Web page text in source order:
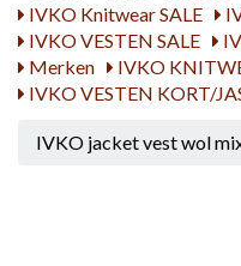
IVKO Knitwear SALE
IVKO VESTEN SALE
Merken
IVKO
IVKO VESTEN KORT/
IVKO jacket vest wol